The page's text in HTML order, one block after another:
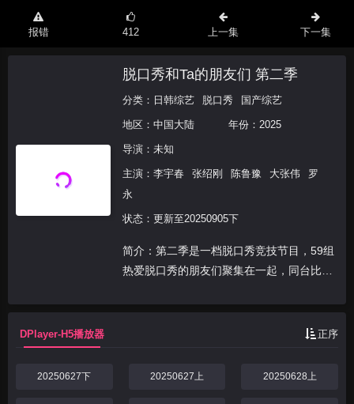
报错 412 上一集 下一集
脱口秀和Ta的朋友们 第二季
分类： 日韩综艺 脱口秀 国产综艺
地区： 中国大陆 年份： 2025
导演：未知
主演： 李宇春 张绍刚 陈鲁豫 大张伟
罗
永
状态：更新至20250905下
简介：第二季是一档脱口秀竞技节目，59组
热爱脱口秀的朋友们聚集在一起，同台比
应对生活挑战，用自己的真实人生经历作为
鲜活样本，让观众们找到生活参照，获得力
DPlayer-H5播放器 正序
20250627下 20250627上 20250628上